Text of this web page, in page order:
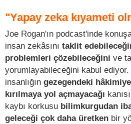
"Yapay zeka kıyameti
Joe Rogan'ın podcast'inde
insan zekâsını taklit
problemleri çözebileceğini ve
yorumlayabileceğini kabul
insanlığın gezegendeki
kırılmaya yol açmayacağı
kaybı korkusu bilimkurgudan
geleceği çok daha üretken bir